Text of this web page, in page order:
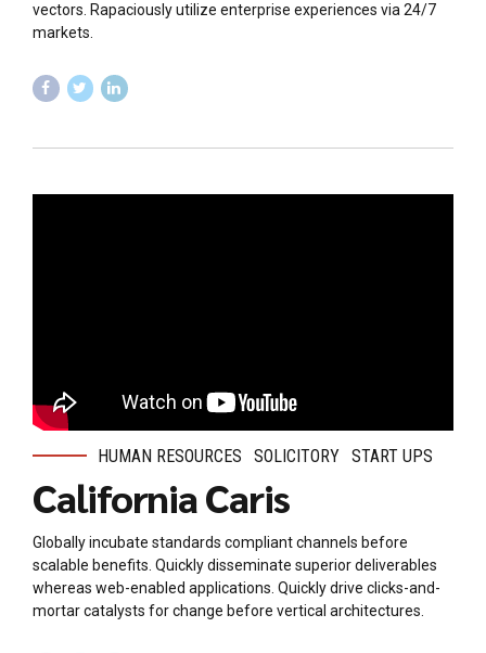
vectors. Rapaciously utilize enterprise experiences via 24/7
markets.
HUMAN RESOURCES SOLICITORY START UPS
California Caris
Globally incubate standards compliant channels before
scalable benefits. Quickly disseminate superior deliverables
whereas web-enabled applications. Quickly drive clicks-and-
mortar catalysts for change before vertical architectures.